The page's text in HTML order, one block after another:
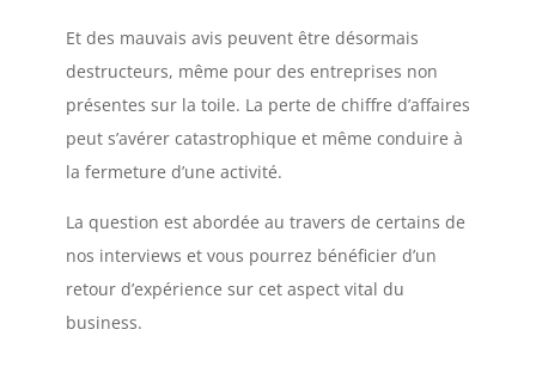
Et des mauvais avis peuvent être désormais
destructeurs, même pour des entreprises non
présentes sur la toile. La perte de chiffre d’affaires
peut s’avérer catastrophique et même conduire à
la fermeture d’une activité.
La question est abordée au travers de certains de
nos interviews et vous pourrez bénéficier d’un
retour d’expérience sur cet aspect vital du
business.